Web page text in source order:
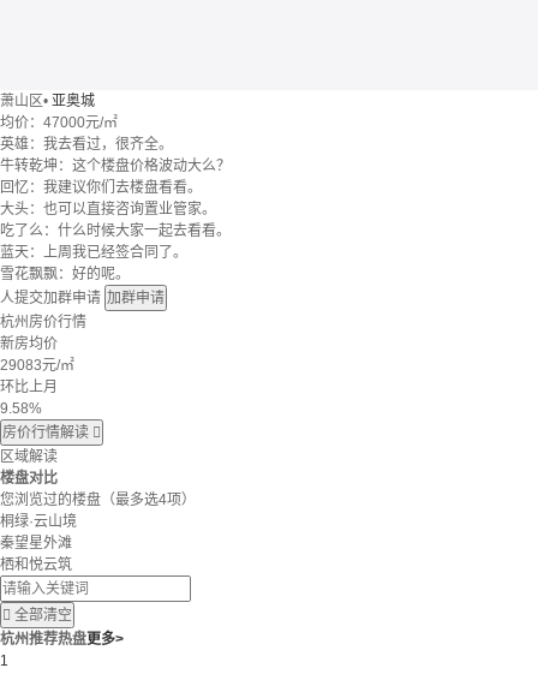
萧山区• 亚奥城
均价： 47000元/㎡
英雄：我去看过，很齐全。
牛转乾坤：这个楼盘价格波动大么？
回忆：我建议你们去楼盘看看。
大头：也可以直接咨询置业管家。
吃了么：什么时候大家一起去看看。
蓝天：上周我已经签合同了。
雪花飘飘：好的呢。
人提交加群申请 加群申请
杭州房价行情
新房均价
29083元/㎡
环比上月
9.58%
房价行情解读 
区域解读
楼盘对比
您浏览过的楼盘 （最多选4项）
桐绿·云山境
秦望星外滩
栖和悦云筑
 全部清空
杭州推荐热盘更多>
1